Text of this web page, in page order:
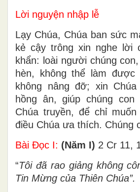
Lời nguyện nhập lễ
Lạy Chúa, Chúa ban sức
kẻ cậy trông xin nghe lời
khẩn: loài người chúng
hèn, không thể làm được
không nâng đỡ; xin
hồng ân, giúp chúng con
Chúa truyền, để chỉ
điều Chúa ưa thích. Chúng
Bài Ðọc I: (Năm I) 2 Cr 11,
“Tôi đã rao giảng không
Tin Mừng của Thiên Chúa”.